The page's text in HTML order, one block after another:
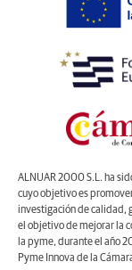
ALNUAR 2000 S.L. ha
cuyo objetivo es
investigación de calidad,
el objetivo de mejorar la
la pyme, durante el año
Pyme Innova de la